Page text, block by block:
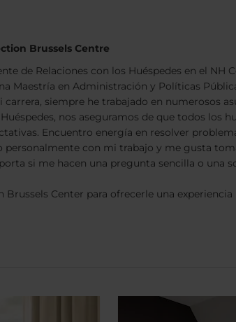
Brussels Centre
de Relaciones con los Huéspedes en el
Maestría en Administración y Políticas
siempre he trabajado en numerosos
nos aseguramos de que todos los
Encuentro energía en resolver
con mi trabajo y me gusta
si me hacen una pregunta sencilla o una
Center para ofrecerle una